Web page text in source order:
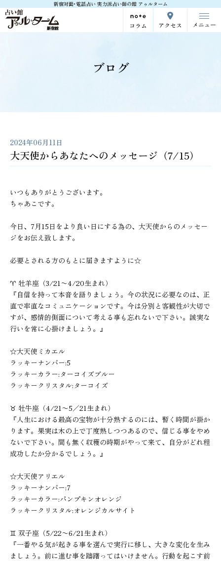
新宿対面･電話占い 実力派占い師の館 アゥルターム
コラム アクセス メニュー
ブログ
2024年06月11日
大天使からあなたへのメッセージ（7/15）
いつもありがとうございます。
ちゃあこです。
今日、7月15日をより良い日にする為の、大天使からのメッセー
ジをお伝え致します。
必要とされる方のもとに届きますように☆
♈︎ 牡羊座（3/21〜4/20生まれ）
『自信を持って本音を語りましょう。今の状況に必要なのは、正
直で率直なコミュニケーションです。今は分別と客観性が大切で
すが、感情的側面について考える事も忘れないで下さい。誠実な
行いを常に心掛けましょう。』
☆大天使ミカエル
ラッキーナンバー:5
ラッキーカラー:ターコイズブルー
ラッキークリスタル:ターコイズ
♉︎ 牡牛座（4/21〜5／21生まれ）
『人生における最高の宝物が十分熟するのには、暫く時間が掛か
ります。果実は木の上で丁度熟しつつあるので、信じる事をやめ
ないで下さい。間も無く収穫の時期がやって来て、自分がどれ程
成功したか分かるでしょう。』
☆大天使アリエル
ラッキーナンバー:7
ラッキーカラー:パンプキンオレンジ
ラッキークリスタル:オレンジカルサイト
♊︎ 双子座（5/22〜6/21生まれ）
『一番やる気が起きる事を選んで実行に移し、大きな変化を生み
ましょう。前に進む事を躊躇ってはいけません。行動を起こす前